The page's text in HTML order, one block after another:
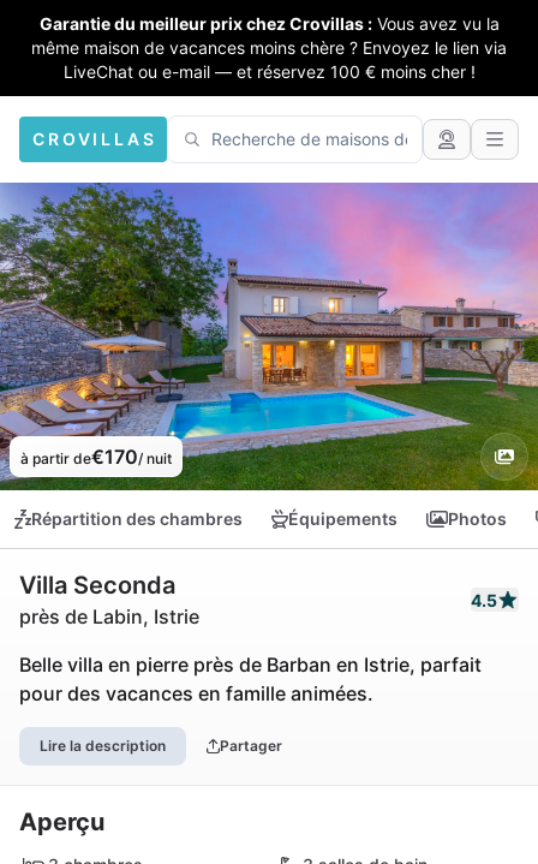
Garantie du meilleur prix chez Crovillas : Vous avez vu la
même maison de vacances moins chère ? Envoyez le lien via
LiveChat ou e-mail — et réservez 100 € moins cher !
CROVILLAS
à partir de€170/ nuit
Répartition des chambres Équipements Photos
Villa Seconda
près de Labin, Istrie
4.5
Belle villa en pierre près de Barban en Istrie, parfait
pour des vacances en famille animées.
Lire la description Partager
Aperçu